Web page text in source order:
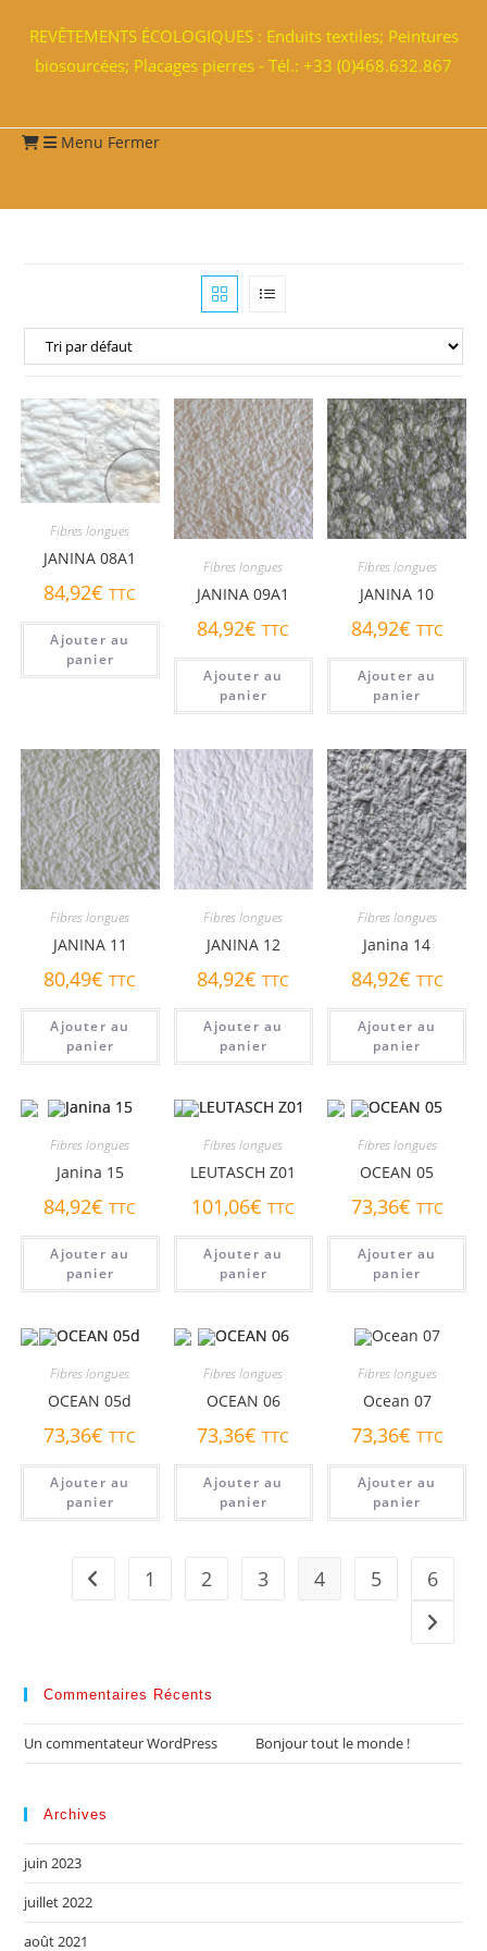
REVÊTEMENTS ÉCOLOGIQUES : Enduits textiles; Peintures
biosourcées; Placages pierres - Tél.: +33 (0)468.632.867
Menu Fermer
Fibres longues
JANINA 08A1
84,92€ TTC
Ajouter au
panier
Fibres longues
JANINA 09A1
84,92€ TTC
Ajouter au
panier
Fibres longues
JANINA 10
84,92€ TTC
Ajouter au
panier
Fibres longues
JANINA 11
80,49€ TTC
Ajouter au
panier
Fibres longues
JANINA 12
84,92€ TTC
Ajouter au
panier
Fibres longues
Janina 14
84,92€ TTC
Ajouter au
panier
Fibres longues
Janina 15
84,92€ TTC
Ajouter au
panier
Fibres longues
LEUTASCH Z01
101,06€ TTC
Ajouter au
panier
Fibres longues
OCEAN 05
73,36€ TTC
Ajouter au
panier
Fibres longues
OCEAN 05d
73,36€ TTC
Ajouter au
panier
Fibres longues
OCEAN 06
73,36€ TTC
Ajouter au
panier
Fibres longues
Ocean 07
73,36€ TTC
Ajouter au
panier
1 2 3 4 5 6
Commentaires Récents
Un commentateur WordPress Bonjour tout le monde !
Archives
juin 2023
juillet 2022
août 2021